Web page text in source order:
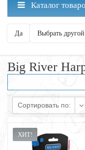
Нижний Новгород ваш
Да Выбрать
Каталог
Главная Духовые
Big River
Сортировать по:
ХИТ!